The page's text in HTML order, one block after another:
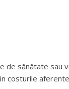
de sănătate sau
costurile